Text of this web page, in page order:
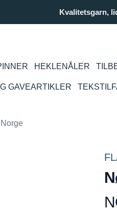
Kvalitetsgarn,
HEKLENÅLER
GAVEARTIKLER